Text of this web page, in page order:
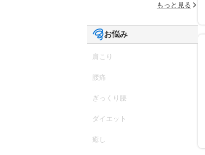
もっと見る
お悩み
肩こり
腰痛
ぎっくり腰
ダイエット
癒し